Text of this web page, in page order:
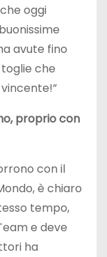
oggi
avute fino
che
proprio con
con il
è chiaro
tempo,
e deve
ha